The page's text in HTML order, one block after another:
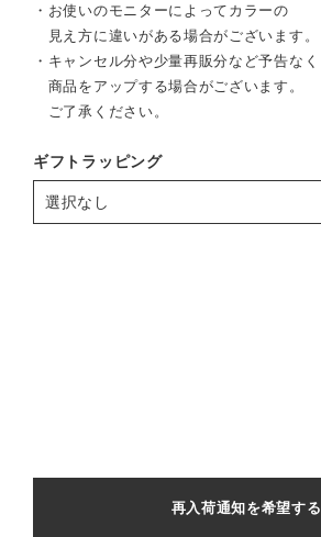
・お使いのモニターによってカラーの
見え方に違いがある場合がございます。
・キャンセル分や少量再販分など予告なく
商品をアップする場合がございます。
ご了承ください。
ギフトラッピング
再入荷通知を希望する